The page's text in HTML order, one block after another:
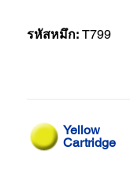
รหัสหมึก: T799
Yellow
Cartridge